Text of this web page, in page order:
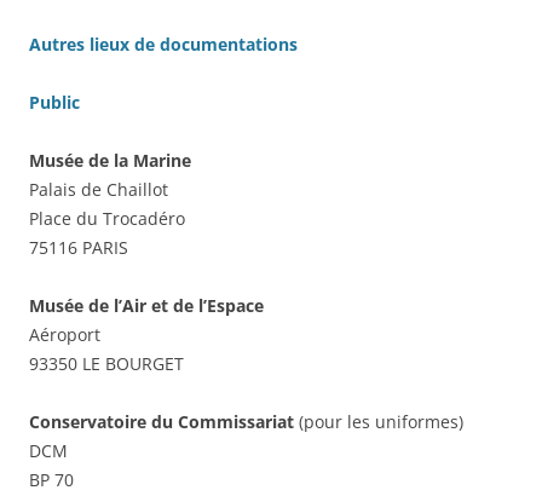
Autres lieux de documentations
Public
Musée de la Marine
Palais de Chaillot
Place du Trocadéro
75116 PARIS
Musée de l’Air et de l’Espace
Aéroport
93350 LE BOURGET
Conservatoire du Commissariat (pour les uniformes)
DCM
BP 70